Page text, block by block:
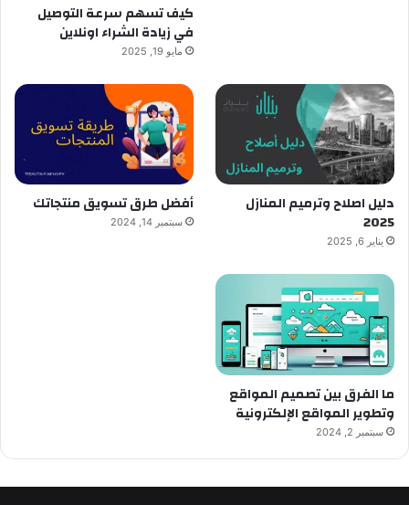
كيف تسهم سرعة التوصيل
في زيادة الشراء اونلاين
مايو 19, 2025
دليل اصلاح وترميم المنازل
2025
يناير 6, 2025
أفضل طرق تسويق منتجاتك
سبتمبر 14, 2024
ما الفرق بين تصميم المواقع
وتطوير المواقع الإلكترونية
سبتمبر 2, 2024